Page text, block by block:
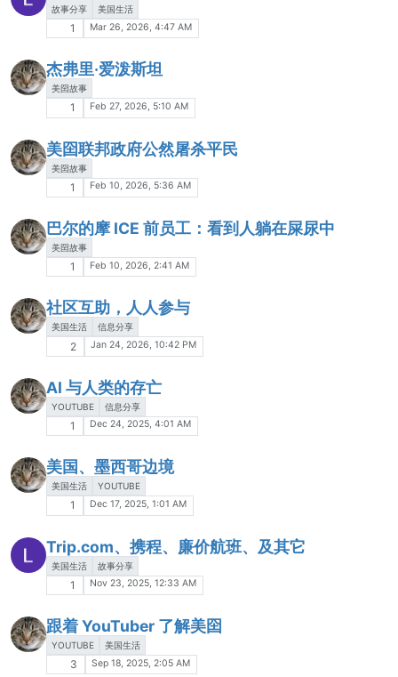
故事分享 美国生活
1 Mar 26, 2026, 4:47 AM
杰弗里·爱泼斯坦
美囶故事
1 Feb 27, 2026, 5:10 AM
美囶联邦政府公然屠杀平民
美囶故事
1 Feb 10, 2026, 5:36 AM
巴尔的摩 ICE 前员工：看到人躺在屎尿中
美囶故事
1 Feb 10, 2026, 2:41 AM
社区互助，人人参与
美国生活 信息分享
2 Jan 24, 2026, 10:42 PM
AI 与人类的存亡
YOUTUBE 信息分享
1 Dec 24, 2025, 4:01 AM
美国、墨西哥边境
美国生活 YOUTUBE
1 Dec 17, 2025, 1:01 AM
Trip.com、携程、廉价航班、及其它
美国生活 故事分享
1 Nov 23, 2025, 12:33 AM
跟着 YouTuber 了解美囶
YOUTUBE 美国生活
3 Sep 18, 2025, 2:05 AM